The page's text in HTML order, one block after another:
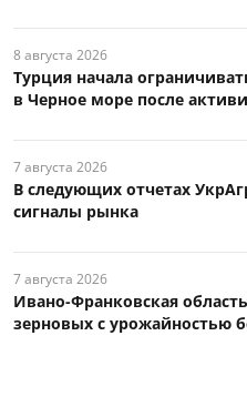
8 августа 2026
Турция начала
в Черное море после
7 августа 2026
В следующих отчетах
сигналы рынка
7 августа 2026
Ивано-Франковская
зерновых с урожайностью